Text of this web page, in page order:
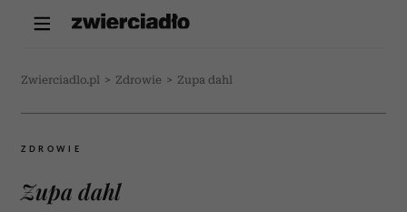
Zwierciadlo.pl > Zdrowie > Zupa dahl
ZDROWIE
Zupa dahl